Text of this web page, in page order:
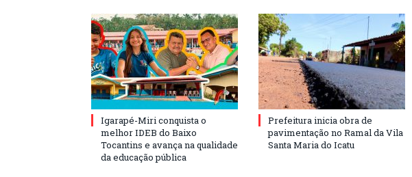
Igarapé-Miri conquista o
melhor IDEB do Baixo
Tocantins e avança na qualidade
da educação pública
Prefeitura inicia obra de
pavimentação no Ramal da Vila
Santa Maria do Icatu